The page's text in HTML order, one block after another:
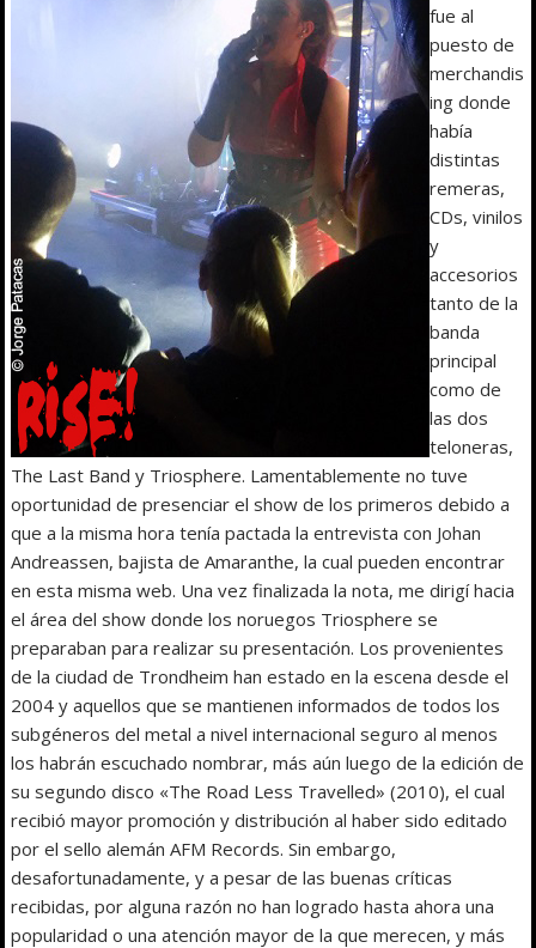
fue al
puesto de
merchandis
ing donde
había
distintas
remeras,
CDs, vinilos
y
accesorios
tanto de la
banda
principal
como de
las dos
teloneras,
The Last Band y Triosphere. Lamentablemente no tuve
oportunidad de presenciar el show de los primeros debido a
que a la misma hora tenía pactada la entrevista con Johan
Andreassen, bajista de Amaranthe, la cual pueden encontrar
en esta misma web. Una vez finalizada la nota, me dirigí hacia
el área del show donde los noruegos Triosphere se
preparaban para realizar su presentación. Los provenientes
de la ciudad de Trondheim han estado en la escena desde el
2004 y aquellos que se mantienen informados de todos los
subgéneros del metal a nivel internacional seguro al menos
los habrán escuchado nombrar, más aún luego de la edición de
su segundo disco «The Road Less Travelled» (2010), el cual
recibió mayor promoción y distribución al haber sido editado
por el sello alemán AFM Records. Sin embargo,
desafortunadamente, y a pesar de las buenas críticas
recibidas, por alguna razón no han logrado hasta ahora una
popularidad o una atención mayor de la que merecen, y más